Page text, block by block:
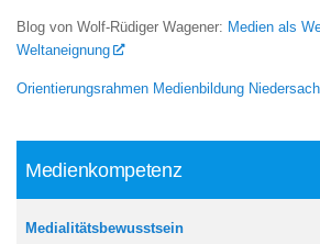
Blog von Wolf-Rüdiger Wagener: Medien als
Weltaneignung
Orientierungsrahmen Medienbildung
Medienkompetenz
Medialitätsbewusstsein